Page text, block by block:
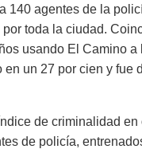
140 agentes de la
toda la ciudad.
usando El Camino
un 27 por cien y fue
de criminalidad en
de policía,